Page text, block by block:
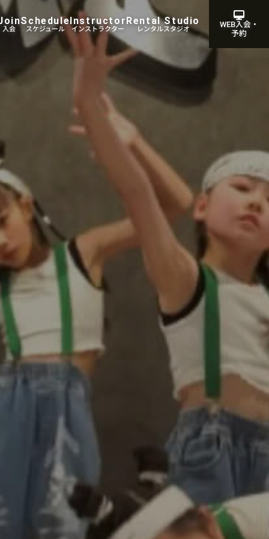
入会 スケジュール
Schedule
インストラクター
Instructor
レンタルスタジオ
Rental Studio
WEB入会・
予約